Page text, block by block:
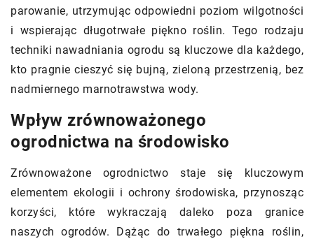
parowanie, utrzymując odpowiedni poziom wilgotności
i wspierając długotrwałe piękno roślin. Tego rodzaju
techniki nawadniania ogrodu są kluczowe dla każdego,
kto pragnie cieszyć się bujną, zieloną przestrzenią, bez
nadmiernego marnotrawstwa wody.
Wpływ zrównoważonego
ogrodnictwa na środowisko
Zrównoważone ogrodnictwo staje się kluczowym
elementem ekologii i ochrony środowiska, przynosząc
korzyści, które wykraczają daleko poza granice
naszych ogrodów. Dążąc do trwałego piękna roślin,